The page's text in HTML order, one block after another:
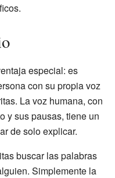
especial: es
con su propia voz
La voz humana, con
y sus pausas, tiene un
de solo explicar.
buscar las palabras
Simplemente la